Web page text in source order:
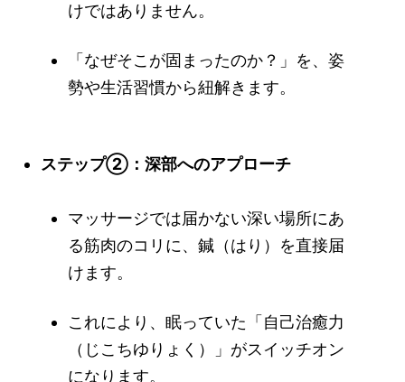
けではありません。
「なぜそこが固まったのか？」を、姿
勢や生活習慣から紐解きます。
ステップ②：深部へのアプローチ
マッサージでは届かない深い場所にあ
る筋肉のコリに、鍼（はり）を直接届
けます。
これにより、眠っていた「自己治癒力
（じこちゆりょく）」がスイッチオン
になります。